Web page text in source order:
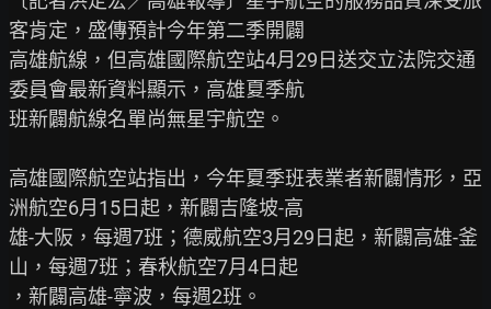
客肯定，盛傳預計今年第二季開闢
高雄航線，但高雄國際航空站4月29日送交立法院交通
委員會最新資料顯示，高雄夏季航
班新闢航線名單尚無星宇航空。
高雄國際航空站指出，今年夏季班表業者新闢情形，亞
洲航空6月15日起，新闢吉隆坡-高
雄-大阪，每週7班；德威航空3月29日起，新闢高雄-釜
山，每週7班；春秋航空7月4日起
，新闢高雄-寧波，每週2班。